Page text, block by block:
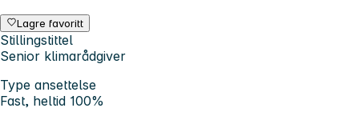
Lagre favoritt
Stillingstittel
Senior klimarådgiver
Type ansettelse
Fast, heltid 100%